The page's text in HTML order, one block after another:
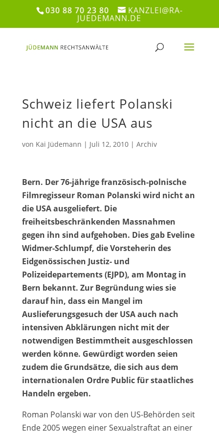
030 88 70 23 80 KANZLEI@RA-
JUEDEMANN.DE
Schweiz liefert Polanski
nicht an die USA aus
von Kai Jüdemann | Juli 12, 2010| Archiv
Bern. Der 76-jährige französisch-polnische
Filmregisseur Roman Polanski wird nicht an
die USA ausgeliefert. Die
freiheitsbeschränkenden Massnahmen
gegen ihn sind aufgehoben. Dies gab Eveline
Widmer-Schlumpf, die Vorsteherin des
Eidgenössischen Justiz- und
Polizeidepartements (EJPD), am Montag in
Bern bekannt. Zur Begründung wies sie
darauf hin, dass ein Mangel im
Auslieferungsgesuch der USA auch nach
intensiven Abklärungen nicht mit der
notwendigen Bestimmtheit ausgeschlossen
werden könne. Gewürdigt worden seien
zudem die Grundsätze, die sich aus dem
internationalen Ordre Public für staatliches
Handeln ergeben.
Roman Polanski war von den US-Behörden seit
Ende 2005 wegen einer Sexualstraftat an einer